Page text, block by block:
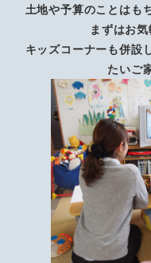
土地や予算のことはも
まずはお
キッズコーナーも併設
たいご